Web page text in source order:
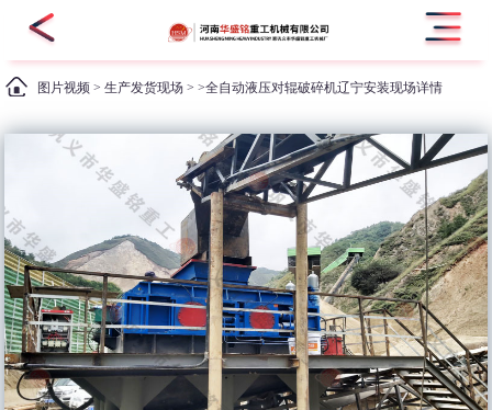
图片视频 >生产发货现场 > >全自动液压对辊破碎机辽宁安装现场详情